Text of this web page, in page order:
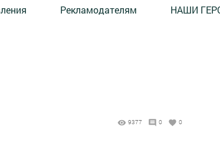
Рекламодателям НАШИ
9377 0 0